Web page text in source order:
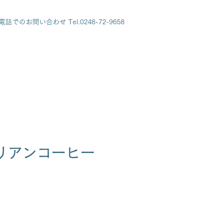
話でのお問い合わせ Tel.0248-72-9658
アンコーヒー